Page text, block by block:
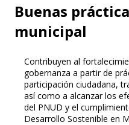
Buenas
municipal
Contribuyen al
gobernanza a partir de
participación ciudadana,
así como a alcanzar los
del PNUD y el
Desarrollo Sostenible en